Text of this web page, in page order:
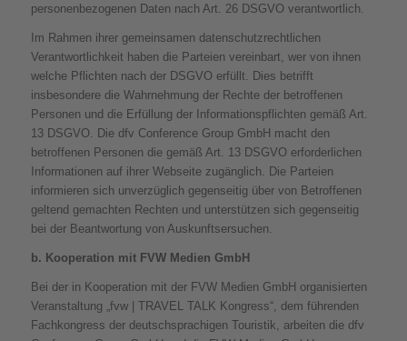
personenbezogenen Daten nach Art. 26 DSGVO verantwortlich.
Im Rahmen ihrer gemeinsamen datenschutzrechtlichen
Verantwortlichkeit haben die Parteien vereinbart, wer von ihnen
welche Pflichten nach der DSGVO erfüllt. Dies betrifft
insbesondere die Wahrnehmung der Rechte der betroffenen
Personen und die Erfüllung der Informationspflichten gemäß Art.
13 DSGVO. Die dfv Conference Group GmbH macht den
betroffenen Personen die gemäß Art. 13 DSGVO erforderlichen
Informationen auf ihrer Webseite zugänglich. Die Parteien
informieren sich unverzüglich gegenseitig über von Betroffenen
geltend gemachten Rechten und unterstützen sich gegenseitig
bei der Beantwortung von Auskunftsersuchen.
b. Kooperation mit FVW Medien GmbH
Bei der in Kooperation mit der FVW Medien GmbH organisierten
Veranstaltung „fvw | TRAVEL TALK Kongress“, dem führenden
Fachkongress der deutschsprachigen Touristik, arbeiten die dfv